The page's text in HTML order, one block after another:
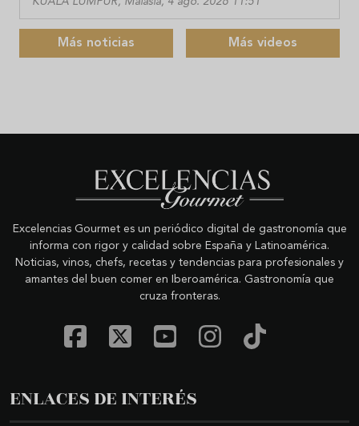
Más noticias Más videos
Excelencias Gourmet es un periódico digital de gastronomía que
informa con rigor y calidad sobre España y Latinoamérica.
Noticias, vinos, chefs, recetas y tendencias para profesionales y
amantes del buen comer en Iberoamérica. Gastronomía que
cruza fronteras.
ENLACES DE INTERÉS